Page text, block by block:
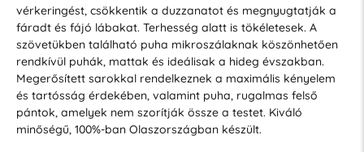
vérkeringést, csökkentik a duzzanatot és megnyugtatják a
fáradt és fájó lábakat. Terhesség alatt is tökéletesek. A
szövetükben található puha mikroszálaknak köszönhetően
rendkívül puhák, mattak és ideálisak a hideg évszakban.
Megerősített sarokkal rendelkeznek a maximális kényelem
és tartósság érdekében, valamint puha, rugalmas felső
pántok, amelyek nem szorítják össze a testet. Kiváló
minőségű, 100%-ban Olaszországban készült.